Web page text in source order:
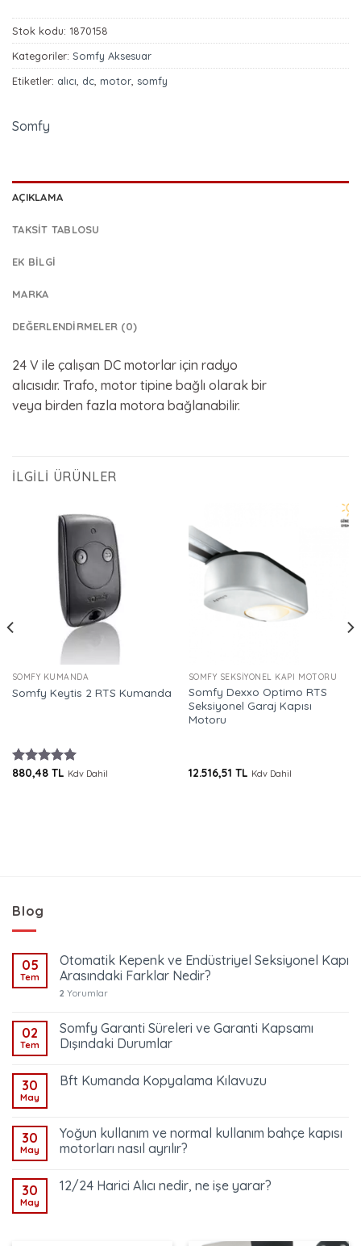
Stok kodu: 1870158
Kategoriler: Somfy Aksesuar
Etiketler: alıcı dc motor somfy
Somfy
AÇIKLAMA
TAKSIT TABLOSU
EK BILGI
MARKA
DEĞERLENDIRMELER (0)
24 V ile çalışan DC motorlar için radyo
alıcısıdır. Trafo, motor tipine bağlı olarak bir
veya birden fazla motora bağlanabilir.
İLGILI ÜRÜNLER
SOMFY KUMANDA
Somfy Keytis 2 RTS Kumanda
5 üzerinden
880,48 TL Kdv Dahil
SOMFY SEKSIYONEL KAPI MOTORU
Somfy Dexxo Optimo RTS
Seksiyonel Garaj Kapısı
Motoru
12.516,51 TL Kdv Dahil
Blog
05
Tem
Otomatik Kepenk ve Endüstriyel Seksiyonel Kapı
Arasındaki Farklar Nedir?
2 Yorumlar
02
Tem
Somfy Garanti Süreleri ve Garanti Kapsamı
Dışındaki Durumlar
30
May
Bft Kumanda Kopyalama Kılavuzu
30
May
Yoğun kullanım ve normal kullanım bahçe kapısı
motorları nasıl ayrılır?
30
May
12/24 Harici Alıcı nedir, ne işe yarar?